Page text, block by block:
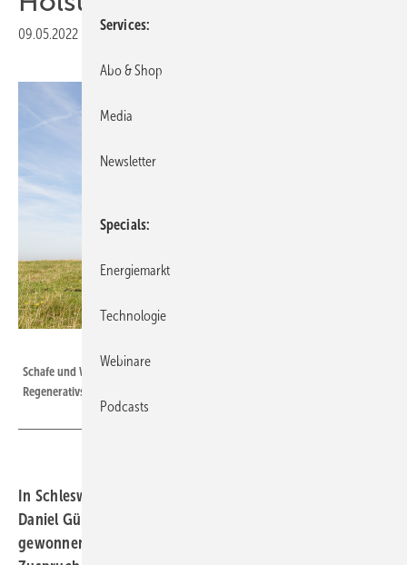
09.05.2022 Druckvorschau
Schafe und Windturbinen – typisch für Schleswig-Holstein. Die
Regenerativstromproduktion floriert in dem Küstenland.
In Schleswig-Holstein hat die Union um Regierungschef
Daniel Günther gestern bei den Landtagswahlen deutlich
gewonnen, aber auch die Grünen bekamen so viel
Services
Abo & Shop
Media
Newsletter
Specials
Energiemarkt
Technologie
Webinare
Podcasts